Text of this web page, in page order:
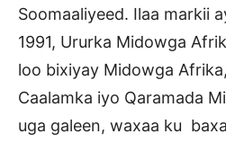
Soomaaliyeed. Ilaa markii
1991, Ururka Midowga
loo bixiyay Midowga
Caalamka iyo Qaramada
uga galeen, waxaa ku